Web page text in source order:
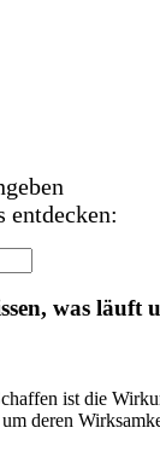
entdecken:
was läuft
ist die
deren